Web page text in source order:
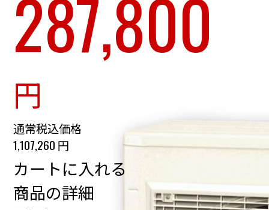
287,800
円
通常税込価格
1,107,260 円
商品の詳細